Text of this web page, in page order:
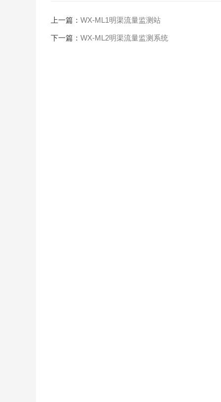
上一篇： WX-ML1明渠流量监测站
下一篇： WX-ML2明渠流量监测系统